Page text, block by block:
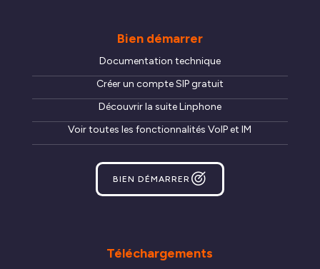
Bien démarrer
Documentation technique
Créer un compte SIP gratuit
Découvrir la suite Linphone
Voir toutes les fonctionnalités VoIP et IM
BIEN DÉMARRER
Téléchargements